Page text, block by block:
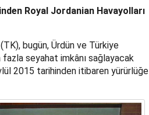
Royal Jordanian Havayolları
bugün, Ürdün ve Türkiye
fazla seyahat imkânı sağlayacak
2015 tarihinden itibaren yürürlüğe